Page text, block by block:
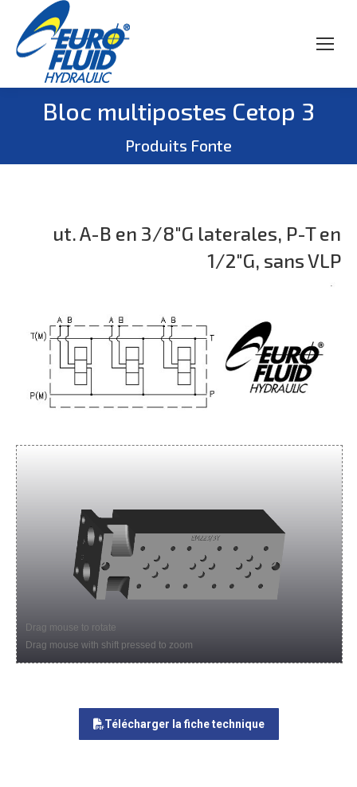
Bloc multipostes Cetop 3
Produits Fonte
Vous êtes ici :
ut. A-B en 3/8″G laterales, P-T en
1/2″G, sans VLP
Drag mouse to rotate
Drag mouse with shift pressed to zoom
Télécharger la fiche technique